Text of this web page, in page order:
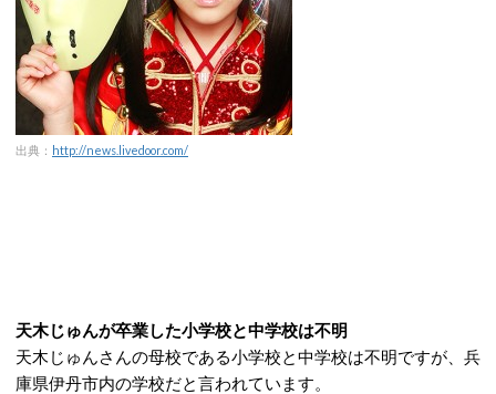
出典： http://news.livedoor.com/
天木じゅんが卒業した小学校と中学校は不明
天木じゅんさんの母校である小学校と中学校は不明ですが、兵
庫県伊丹市内の学校だと言われています。